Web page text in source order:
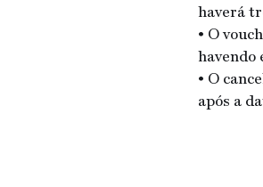
haverá
• O
havendo
• O
após a